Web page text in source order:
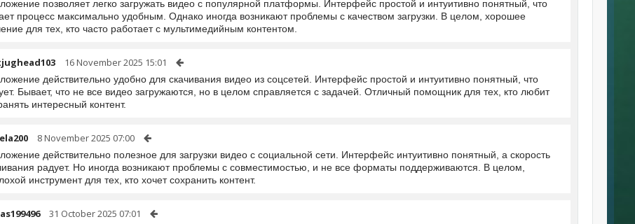
позволяет легко загружать видео с популярной платформы. Интерфейс простой и интуитивно понятный, что
процесс максимально удобным. Однако иногда возникают проблемы с качеством загрузки. В целом, хорошее
для тех, кто часто работает с мультимедийным контентом.
16 November 2025 15:01
действительно удобно для скачивания видео из соцсетей. Интерфейс простой и интуитивно понятный, что
Бывает, что не все видео загружаются, но в целом справляется с задачей. Отличный помощник для тех, кто любит
интересный контент.
8 November 2025 07:00
действительно полезное для загрузки видео с социальной сети. Интерфейс интуитивно понятный, а скорость
радует. Но иногда возникают проблемы с совместимостью, и не все форматы поддерживаются. В целом,
инструмент для тех, кто хочет сохранить контент.
31 October 2025 07:01